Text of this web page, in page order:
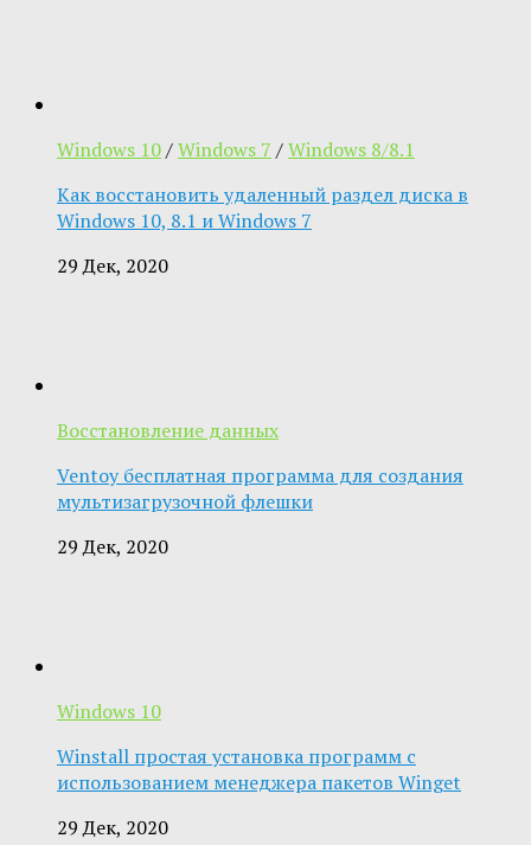
Windows 10/Windows 7 /Windows 8/8.1
Как восстановить удаленный раздел диска в
Windows 10, 8.1 и Windows 7
29 Дек, 2020
Восстановление данных
Ventoy бесплатная программа для создания
мультизагрузочной флешки
29 Дек, 2020
Windows 10
Winstall простая установка программ с
использованием менеджера пакетов Winget
29 Дек, 2020